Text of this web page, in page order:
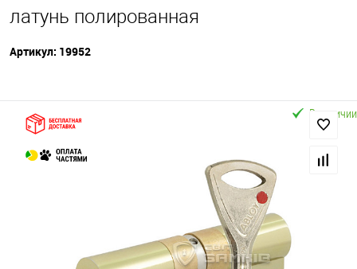
латунь полированная
Артикул: 19952
В наличии